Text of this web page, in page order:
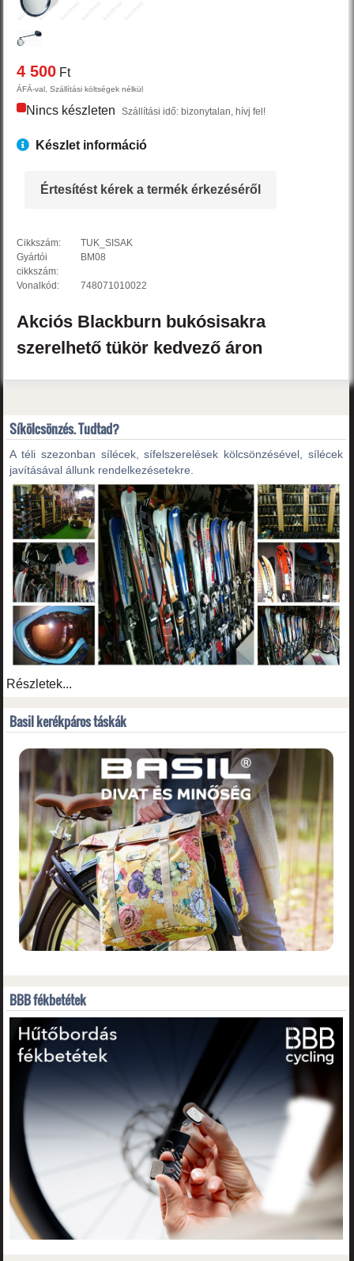
4 500 Ft
ÁFÁ-val, Szállítási költségek nélkül
Nincs készleten Szállítási idő: bizonytalan, hívj fel!
Készlet információ
Értesítést kérek a termék érkezéséről
Cikkszám:
TUK_SISAK
Gyártói
cikkszám:
BM08
Vonalkód: 748071010022
Akciós Blackburn bukósisakra
szerelhető tükör kedvező áron
Síkölcsönzés. Tudtad?
A téli szezonban sílécek, sífelszerelések kölcsönzésével, sílécek
javításával állunk rendelkezésetekre.
Részletek...
Basil kerékpáros táskák
BBB fékbetétek